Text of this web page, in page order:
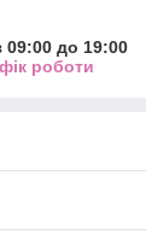
09:00 до 19:00
роботи